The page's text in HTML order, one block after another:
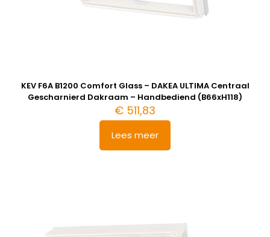
KEV F6A B1200 Comfort Glass – DAKEA ULTIMA Centraal
Gescharnierd Dakraam – Handbediend (B66xH118)
€ 511,83
Lees meer